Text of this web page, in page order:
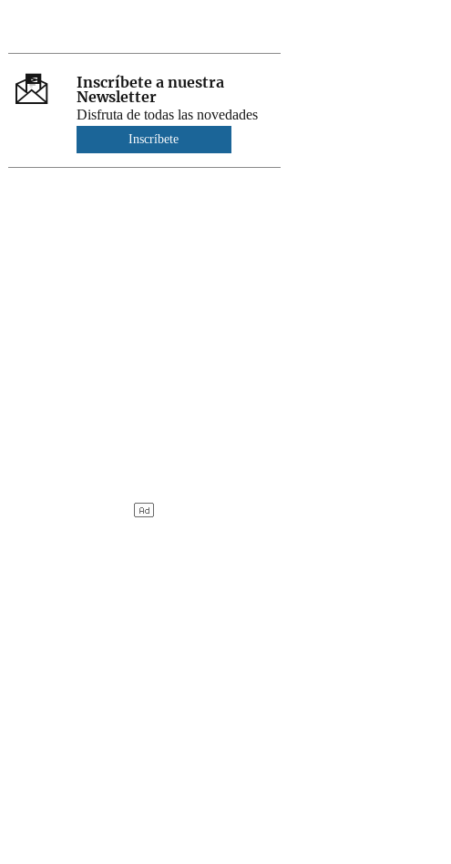
Inscríbete a nuestra
Newsletter
Disfruta de todas las novedades
Inscríbete